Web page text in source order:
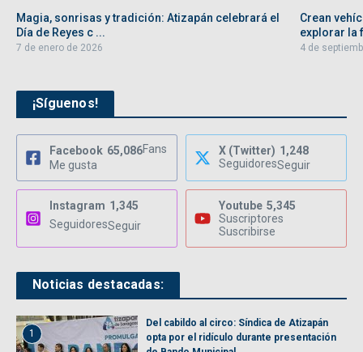
Magia, sonrisas y tradición: Atizapán celebrará el
Día de Reyes c ...
7 de enero de 2026
Crean
explorar la
4 de
¡Síguenos!
Facebook 65,086Fans
Me gusta
X (Twitter) 1,248
SeguidoresSeguir
Instagram 1,345
SeguidoresSeguir
Youtube 5,345
Suscriptores
Suscribirse
Noticias destacadas:
1
Del cabildo al circo: Síndica de Atizapán
opta por el ridículo durante presentación